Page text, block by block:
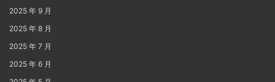
2025 年 9 月
2025 年 8 月
2025 年 7 月
2025 年 6 月